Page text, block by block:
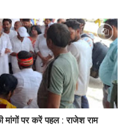
मांगों पर करें पहल : राजेश राम